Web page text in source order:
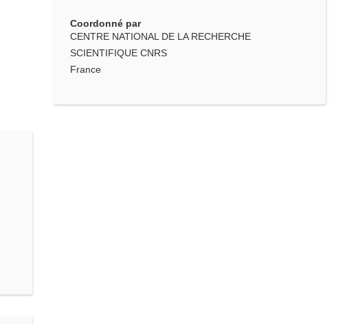
Coordonné par
CENTRE NATIONAL DE LA RECHERCHE
SCIENTIFIQUE CNRS
France